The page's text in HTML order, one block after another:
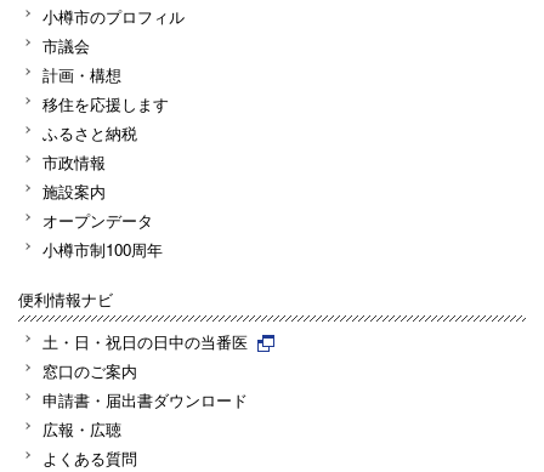
小樽市のプロフィル
市議会
計画・構想
移住を応援します
ふるさと納税
市政情報
施設案内
オープンデータ
小樽市制100周年
便利情報ナビ
土・日・祝日の日中の当番医
窓口のご案内
申請書・届出書ダウンロード
広報・広聴
よくある質問